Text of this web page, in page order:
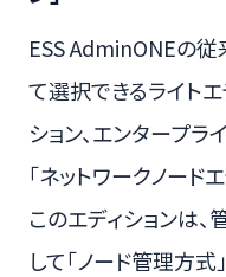
ESS AdminONEの
て選択できるライトエ
ション、エンタープラ
「ネットワークノード
このエディションは
して「ノード管理方